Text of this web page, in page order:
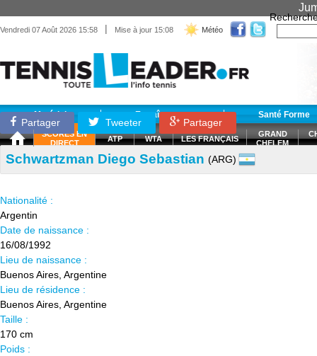
Vendredi 07 Août 2026 15:58 | Mise à jour 15:08 Météo
Matériel Entraînement Santé Forme
SCORES EN
DIRECT
ATP WTA LES FRANÇAIS
GRAND
CHELEM
Partager Tweeter Partager
Schwartzman Diego Sebastian (ARG)
Nationalité :
Argentin
Date de naissance :
16/08/1992
Lieu de naissance :
Buenos Aires, Argentine
Lieu de résidence :
Buenos Aires, Argentine
Taille :
170 cm
Poids :